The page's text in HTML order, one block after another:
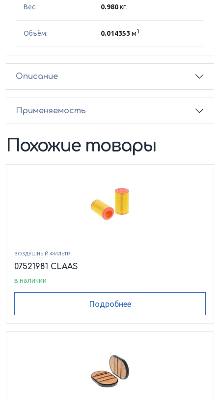
Вес: 0.980кг.
Объём: 0.014353 м3
Описание
Применяемость
Похожие товары
ВОЗДУШНЫЙ ФИЛЬТР
07521981 CLAAS
в наличии
Подробнее